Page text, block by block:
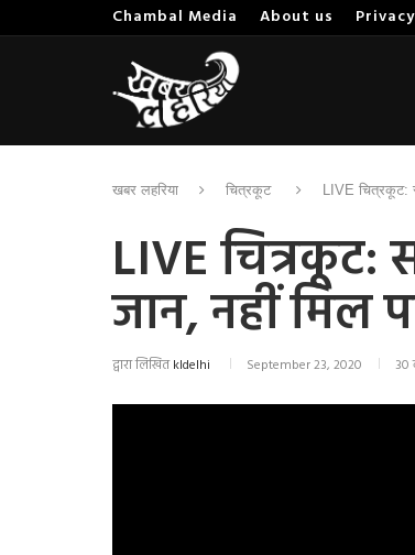
Chambal Media About us
खबर लहरिया चित्रकूट LIVE चित्रकूट:
LIVE
जान, नहीं मिल
द्वारा लिखितkldelhi September 23, 2020 30